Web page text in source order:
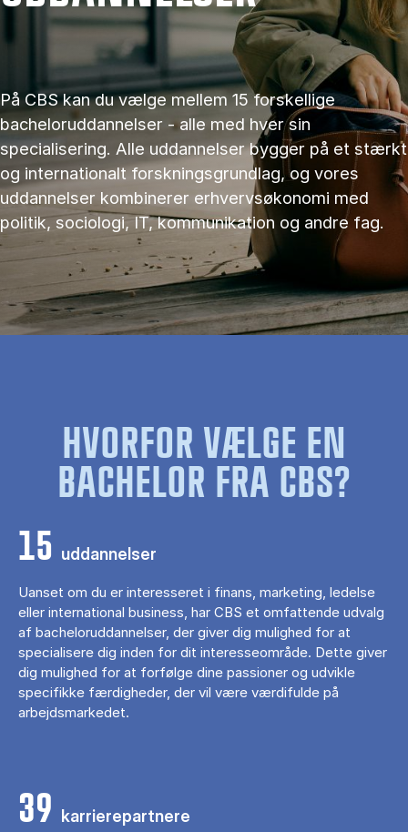
På CBS kan du vælge mellem 15 forskellige
bacheloruddannelser - alle med hver sin
specialisering. Alle uddannelser bygger på et stærkt
og internationalt forskningsgrundlag, og vores
uddannelser kombinerer erhvervsøkonomi med
politik, sociologi, IT, kommunikation og andre fag.
HVORFOR VÆLGE EN
BACHELOR FRA CBS?
15 uddannelser
Uanset om du er interesseret i finans, marketing, ledelse
eller international business, har CBS et omfattende udvalg
af bacheloruddannelser, der giver dig mulighed for at
specialisere dig inden for dit interesseområde. Dette giver
dig mulighed for at forfølge dine passioner og udvikle
specifikke færdigheder, der vil være værdifulde på
arbejdsmarkedet.
39 karrierepartnere